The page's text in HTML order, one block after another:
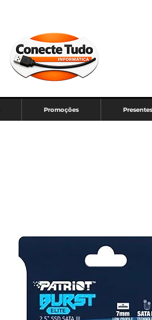
Promoções Presentes